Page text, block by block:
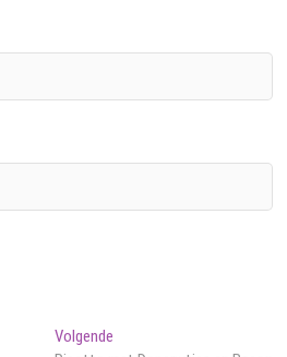
VolgendeVolgend